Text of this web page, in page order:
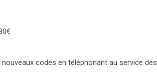
codes en téléphonant au service des